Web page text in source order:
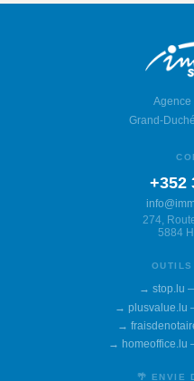
Agence
Grand-
+352
274,
5884
OUTILS
→ stop.lu
→ plusvalue.lu
→
→ homeoffice.lu
🌴 ENVIE